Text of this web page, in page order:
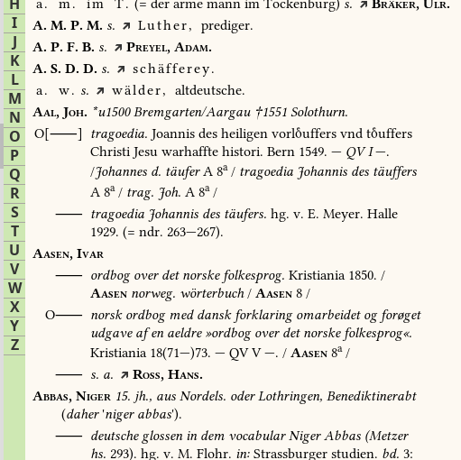
H
I
J
K
L
M
N
O
P
Q
R
S
T
U
V
W
X
Y
Z
a.
m. im T. (= der arme mann im Tockenburg) s. Bräker, Ulr.
A. M. P. M. s. Luther,
prediger.
A. P. F. B. s. Preyel, Adam.
A. S. D. D. s.
schäfferey.
a.
w. s. wälder,
altdeutsche.
Aal, Joh. *u1500Bremgarten/Aargau†1551 Solothurn.
O[⸺]
tragoedia. Joannis des heiligen vorluffers vnd tuffers
Christi Jesu warhaffte histori. Bern 1549. — QVI—.
/Johannes d. täuferA 8a/ tragoedia Johannis des täuffers
A 8a/ trag. Joh. A 8a/
⸺ tragoedia Johannis des täufers. hg. v. E. Meyer. Halle
1929. (= ndr. 263—267).
Aasen, Ivar
⸺ ordbogoverdetnorskefolkesprog. Kristiania 1850. /
Aasen norweg. wörterbuch/ Aasen 8 /
O⸺ norskordbogmeddanskforklaringomarbeidetogforøget
udgaveafenaeldre»ordbogoverdetnorskefolkesprog«.
Kristiania 18(71—)73. — QVV—. / Aasen 8a/
⸺ s. a. Ross, Hans.
Abbas, Niger 15. jh., aus Nordels. oderLothringen, Benediktinerabt
(daher'nigerabbas').
⸺ deutscheglossenindem vocabularNigerAbbas (Metzer
hs. 293). hg. v. M. Flohr. in: Strassburger studien. bd. 3: